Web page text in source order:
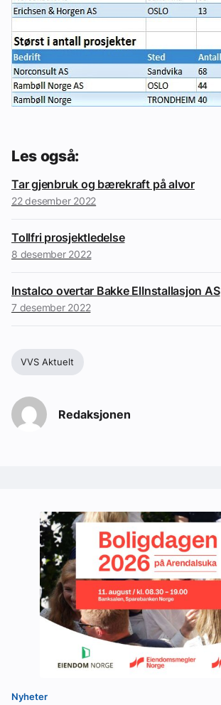
Les også:
Tar gjenbruk og bærekraft på alvor
22 desember 2022
Tollfri prosjektledelse
8 desember 2022
Instalco overtar Bakke ElInstallasjon AS
7 desember 2022
VVS Aktuelt
Redaksjonen
Nyheter